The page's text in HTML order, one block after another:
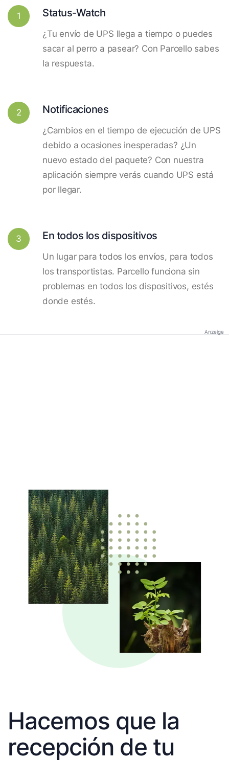
1 Status-Watch
¿Tu envío de UPS llega a tiempo o puedes
sacar al perro a pasear? Con Parcello sabes
la respuesta.
2 Notificaciones
¿Cambios en el tiempo de ejecución de UPS
debido a ocasiones inesperadas? ¿Un
nuevo estado del paquete? Con nuestra
aplicación siempre verás cuando UPS está
por llegar.
3 En todos los dispositivos
Un lugar para todos los envíos, para todos
los transportistas. Parcello funciona sin
problemas en todos los dispositivos, estés
donde estés.
Anzeige
Hacemos que la
recepción de tu